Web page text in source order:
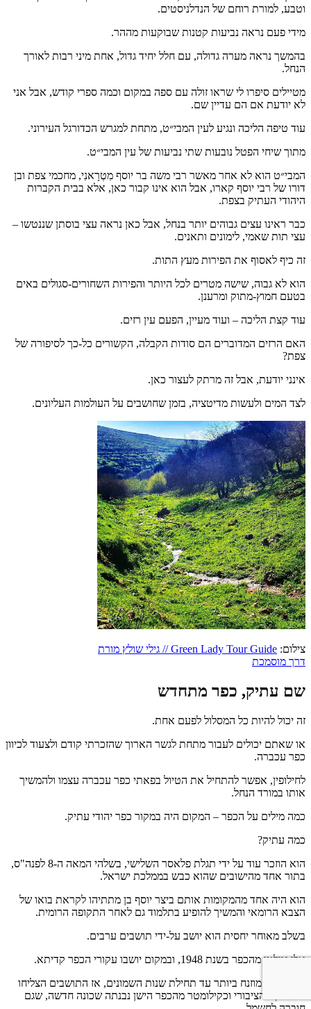
וטבע, למורת רוחם של הנדלניסטים.
מידי פעם נראה נביעות קטנות שבוקעות מההר.
בהמשך נראה מערה גדולה, עם חלל יחיד גדול, אחת מיני רבות לאורך
הנחל.
מטיילים סיפרו לי שראו זולה עם ספה במקום וכמה ספרי קודש, אבל אני
לא יודעת אם הם עדיין שם.
עוד טיפה הליכה ונגיע לעין המבי״ט, מתחת למגרש הכדורגל העירוני.
מתוך שיחי הפטל נובעות שתי נביעות של עין המבי״ט.
המבי״ט הוא לא אחר מאשר רבי משה בר יוסף מִטְרָאנִי, מחכמי צפת ובן
דורו של רבי יוסף קארו, אבל הוא אינו קבור כאן, אלא בבית הקברות
היהודי העתיק בצפת.
כבר ראינו עצים גבוהים יותר בנחל, אבל כאן נראה עצי בוסתן שננטשו –
עצי תות שאמי, לימונים ותאנים.
זה כיף לאסוף את הפירות מעץ התות.
הוא לא גבוה, שישה מטרים לכל היותר והפירות השחורים-סגולים באים
בטעם חמוץ-מתוק ומרענן.
עוד קצת הליכה – ועוד מעיין, הפעם עין רזים.
האם הרזים המדוברים הם סודות הקבלה, הקשורים כל-כך לסיפורה של
צפת?
אינני יודעת, אבל זה מרתק לעצור כאן.
לצד המים ולעשות מדיטציה, בזמן שחושבים על העולמות העליונים.
צילום:
Green Lady Tour Guide // גילי שולץ מורת
דרך מוסמכת
שם עתיק, כפר מתחדש
זה יכול להיות כל המסלול לפעם אחת.
או שאתם יכולים לעבור מתחת לגשר הארוך שהזכרתי קודם ולצעוד לכיוון
כפר עכברה.
לחילופין, אפשר להתחיל את הטיול בפאתי כפר עכברה עצמו ולהמשיך
אותו במורד הנחל.
כמה מילים על הכפר – המקום היה במקור כפר יהודי עתיק.
כמה עתיק?
הוא הוזכר עוד על ידי תגלת פלאסר השלישי, בשלהי המאה ה-8 לפנה"ס,
בתור אחד מהישובים שהוא כבש בממלכת ישראל.
הוא היה אחד מהמקומות אותם ביצר יוסף בן מתתיהו לקראת בואו של
הצבא הרומאי והמשיך להופיע בתלמוד גם לאחר התקופה הרומית.
בשלב מאוחר יחסית הוא יושב על-ידי תושבים ערבים.
אלו נמלטו מהכפר בשנת 1948, ובמקום יושבו עקורי הכפר קדיתא.
הכפר היה מוזנח ביותר עד תחילת שנות השמונים, אז התושבים הצליחו
במאבקם הציבורי וכקילומטר מהכפר הישן נבנתה שכונה חדשה, שגם